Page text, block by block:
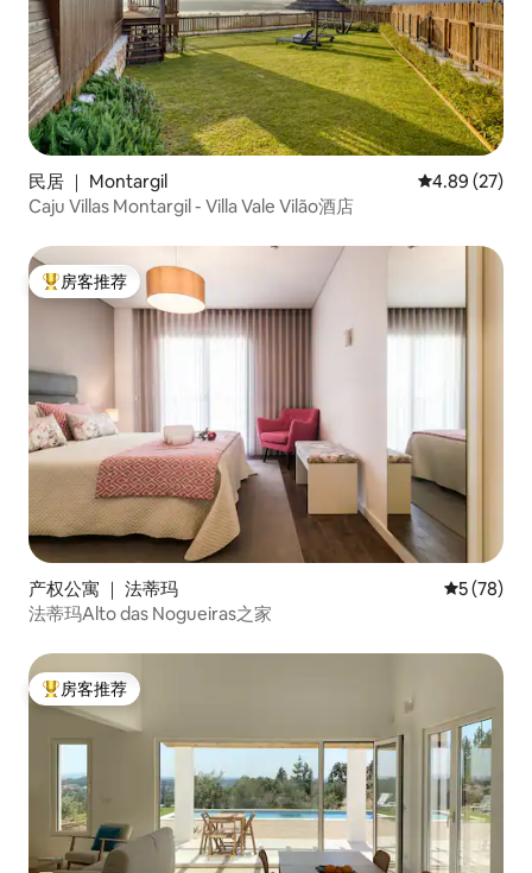
民居 ｜ Montargil 平均评分
4.89 (27)
Caju Villas Montargil - Villa Vale Vilão酒店
热门「房客推荐」
房客推荐
产权公寓 ｜ 法蒂玛 平均评分
5 (78)
法蒂玛Alto das Nogueiras之家
热门「房客推荐」
房客推荐